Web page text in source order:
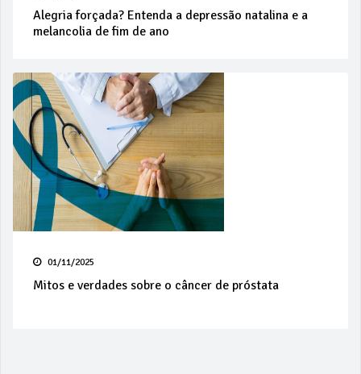
Alegria forçada? Entenda a depressão natalina e a
melancolia de fim de ano
01/11/2025
Mitos e verdades sobre o câncer de próstata